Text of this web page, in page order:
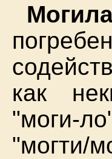
как
"моги-
"могти/